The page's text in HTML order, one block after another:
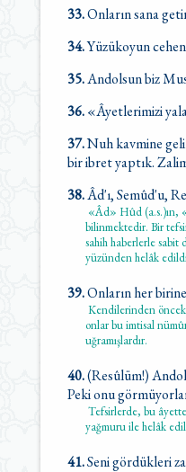
33.Onların sana
34.Yüzükoyun
35.Andolsun biz
36.«Âyetlerimizi
37.Nuh kavmine
bir ibret yaptık.
38.Âd'ı, Semûd'u,
«Âd» Hûd (a.s.)ın,
bilinmektedir. Bir
sahih haberlerle
yüzünden helâk
39.Onların her
Kendilerinden
onlar bu imtisal
uğramışlardır.
40.(Resûlüm!)
Peki onu
Tefsirlerde, bu
yağmuru ile helâk
41.Seni gördükleri